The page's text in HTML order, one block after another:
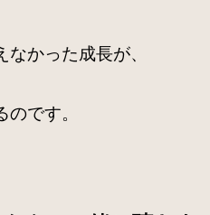
かった成長が、
です。